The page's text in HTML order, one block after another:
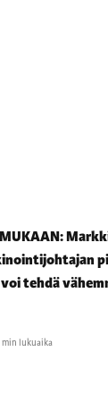
tehdä
min lukuaika